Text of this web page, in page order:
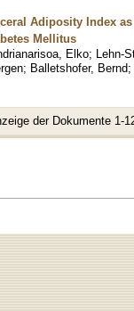
Adiposity Index
Mellitus
Elko; Lehn-
; Balletshofer, Bernd;
der Dokumente 1-